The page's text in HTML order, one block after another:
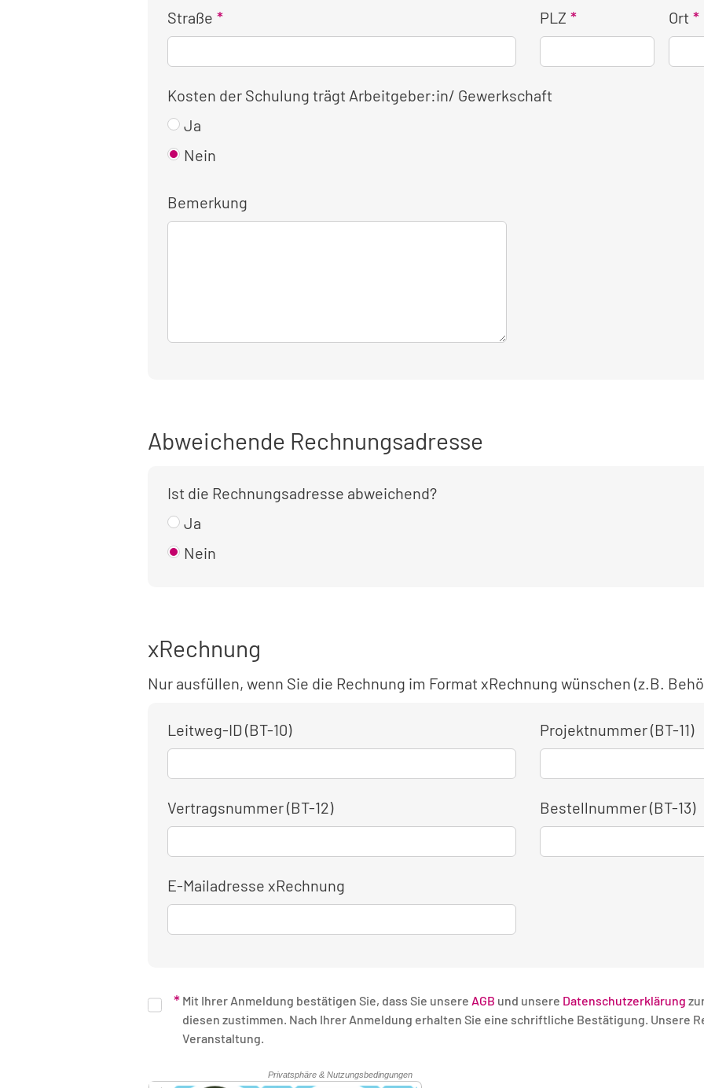
Straße PLZ Ort
Kosten der Schulung trägt Arbeitgeber:in/ Gewerkschaft
Ja
Nein
Bemerkung
Abweichende Rechnungsadresse
Ist die Rechnungsadresse abweichend?
Ja
Nein
xRechnung
Nur ausfüllen, wenn Sie die Rechnung im Format xRechnung wünschen (z.B.
Leitweg-ID (BT-10) Projektnummer (BT-11)
Vertragsnummer (BT-12) Bestellnummer (BT-13)
E-Mailadresse xRechnung
Mit Ihrer Anmeldung bestätigen Sie, dass Sie unsere AGB und unsere Datenschutzerklärung
diesen zustimmen. Nach Ihrer Anmeldung erhalten Sie eine schriftliche Bestätigung. Unsere Rechnung erhalten Sie nach Ende der
Veranstaltung.
Sicherheitsüberprüfung